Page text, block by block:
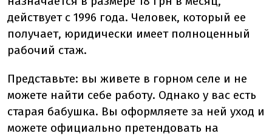
действует с 1996 года. Человек, который ее
получает, юридически имеет полноценный
рабочий стаж.
Представьте: вы живете в горном селе и не
можете найти себе работу. Однако у вас есть
старая бабушка. Вы оформляете за ней уход и
можете официально претендовать на